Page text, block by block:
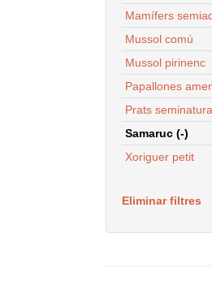
Mamífers
Mussol comú
Mussol pirinenc
Papallones
Prats
Samaruc (-)
Xoriguer petit
Eliminar filtres